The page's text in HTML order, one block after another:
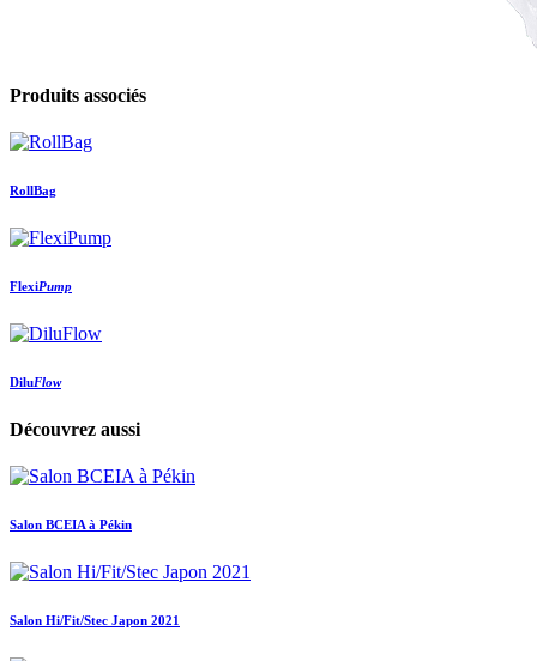
Produits associés
RollBag
FlexiPump
DiluFlow
Découvrez aussi
Salon BCEIA à Pékin
Salon Hi/Fit/Stec Japon 2021